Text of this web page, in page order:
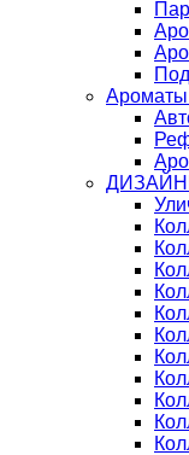
Ароматы